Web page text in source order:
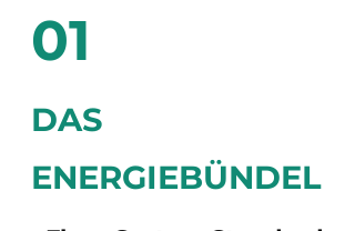
01
DAS
ENERGIEBÜNDEL